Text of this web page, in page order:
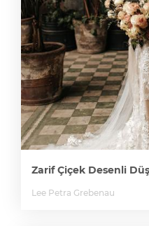
Zarif Çiçek Desenli
Lee Petra Grebenau